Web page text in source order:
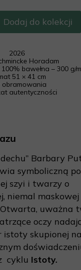
Dodaj do kolekcji
2026
Horadam
bawełna – 300 g/
51 × 41 cm
obramowania
autentyczności
Barbary
symboliczną
szyi i twarzy o
niemal maskowej
Otwarta, uważna
oczy
istoty skupionej na
cyklu Istoty.